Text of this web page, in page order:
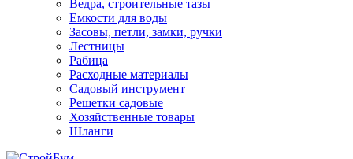
Ведра, строительные тазы
Емкости для воды
Засовы, петли, замки, ручки
Лестницы
Рабица
Расходные материалы
Садовый инструмент
Решетки садовые
Хозяйственные товары
Шланги